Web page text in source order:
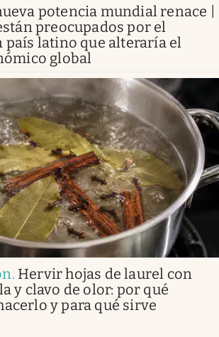
potencia mundial renace |
preocupados por el
país latino que alteraría el
global
. Hervir hojas de laurel con
y clavo de olor: por qué
y para qué sirve